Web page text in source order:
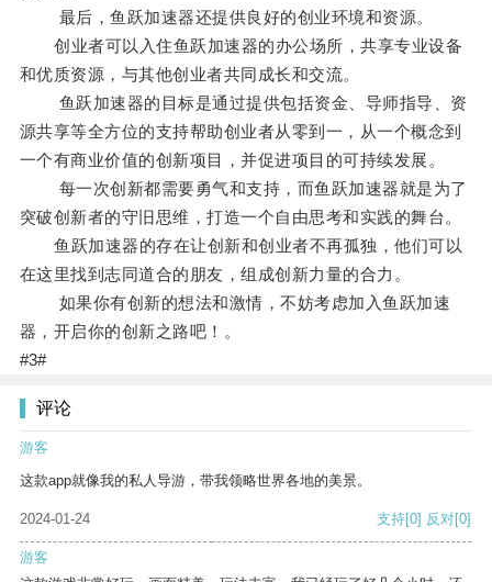
最后，鱼跃加速器还提供良好的创业环境和资源。
创业者可以入住鱼跃加速器的办公场所，共享专业设备
和优质资源，与其他创业者共同成长和交流。
鱼跃加速器的目标是通过提供包括资金、导师指导、资
源共享等全方位的支持帮助创业者从零到一，从一个概念到
一个有商业价值的创新项目，并促进项目的可持续发展。
每一次创新都需要勇气和支持，而鱼跃加速器就是为了
突破创新者的守旧思维，打造一个自由思考和实践的舞台。
鱼跃加速器的存在让创新和创业者不再孤独，他们可以
在这里找到志同道合的朋友，组成创新力量的合力。
如果你有创新的想法和激情，不妨考虑加入鱼跃加速
器，开启你的创新之路吧！。
#3#
评论
游客
这款app就像我的私人导游，带我领略世界各地的美景。
2024-01-24 支持[0] 反对[0]
游客